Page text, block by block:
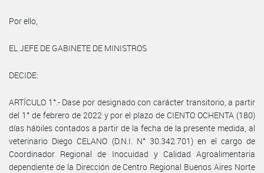
Por ello,
EL JEFE DE GABINETE DE MINISTROS
DECIDE:
ARTÍCULO 1°.- Dase por designado con carácter transitorio, a partir
del 1° de febrero de 2022 y por el plazo de CIENTO OCHENTA (180)
días hábiles contados a partir de la fecha de la presente medida, al
veterinario Diego CELANO (D.N.I. N° 30.342.701) en el cargo de
Coordinador Regional de Inocuidad y Calidad Agroalimentaria
dependiente de la Dirección de Centro Regional Buenos Aires Norte